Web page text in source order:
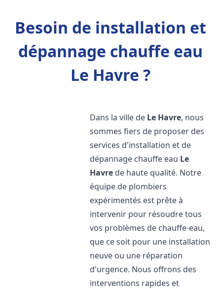
Besoin de installation et
dépannage chauffe eau
Le Havre ?
Dans la ville de Le Havre, nous
sommes fiers de proposer des
services d'installation et de
dépannage chauffe eau Le
Havre de haute qualité. Notre
équipe de plombiers
expérimentés est prête à
intervenir pour résoudre tous
vos problèmes de chauffe-eau,
que ce soit pour une installation
neuve ou une réparation
d'urgence. Nous offrons des
interventions rapides et